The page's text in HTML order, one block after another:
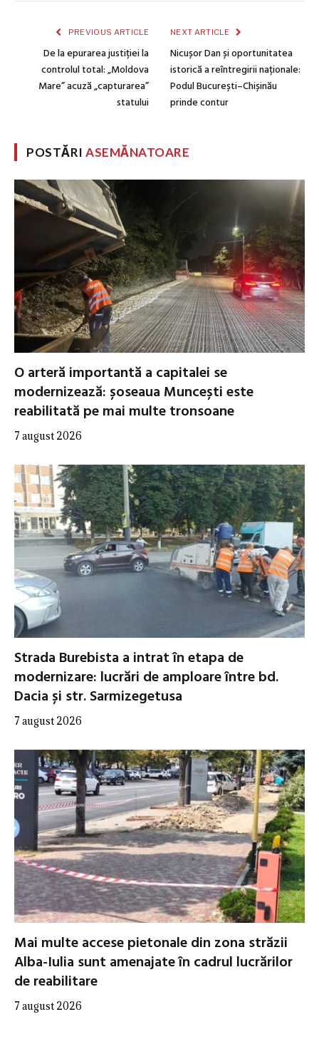
PREVIOUS ARTICLE
De la epurarea justiției la
controlul total: „Moldova
Mare” acuză „capturarea”
statului
NEXT ARTICLE
Nicușor Dan și oportunitatea
istorică a reîntregirii naționale:
Podul București–Chișinău
prinde contur
POSTĂRIASEMĂNATOARE
O arteră importantă a capitalei se
modernizează: șoseaua Muncești este
reabilitată pe mai multe tronsoane
7 august 2026
Strada Burebista a intrat în etapa de
modernizare: lucrări de amploare între bd.
Dacia și str. Sarmizegetusa
7 august 2026
Mai multe accese pietonale din zona străzii
Alba-Iulia sunt amenajate în cadrul lucrărilor
de reabilitare
7 august 2026